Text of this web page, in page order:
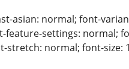
asian: normal; font-
feature-settings: normal;
normal; font-size: